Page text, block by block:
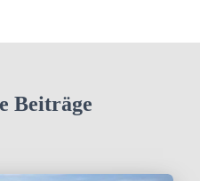
Beiträge